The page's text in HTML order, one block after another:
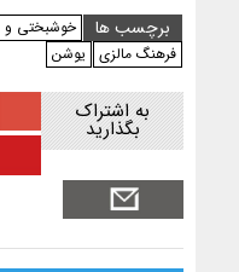
برچسب ها
خوشبختی و
فرهنگ مالزی
یوشن
به اشتراک
بگذارید